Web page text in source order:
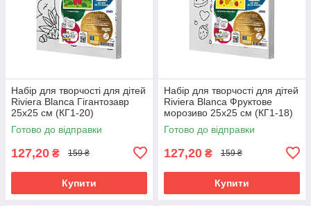
Набір для творчості для дітей
Riviera Blanca Гігантозавр
25x25 см (КГ1-20)
Готово до відправки
127,20 ₴ 159 ₴
Купити
Набір для творчості для дітей
Riviera Blanca Фруктове
морозиво 25x25 см (КГ1-18)
Готово до відправки
127,20 ₴ 159 ₴
Купити